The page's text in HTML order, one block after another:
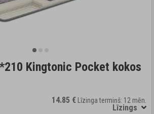
Kingtonic Pocket kokos
14.85 € Līzinga termiņš: 12 mēn.
Līzings